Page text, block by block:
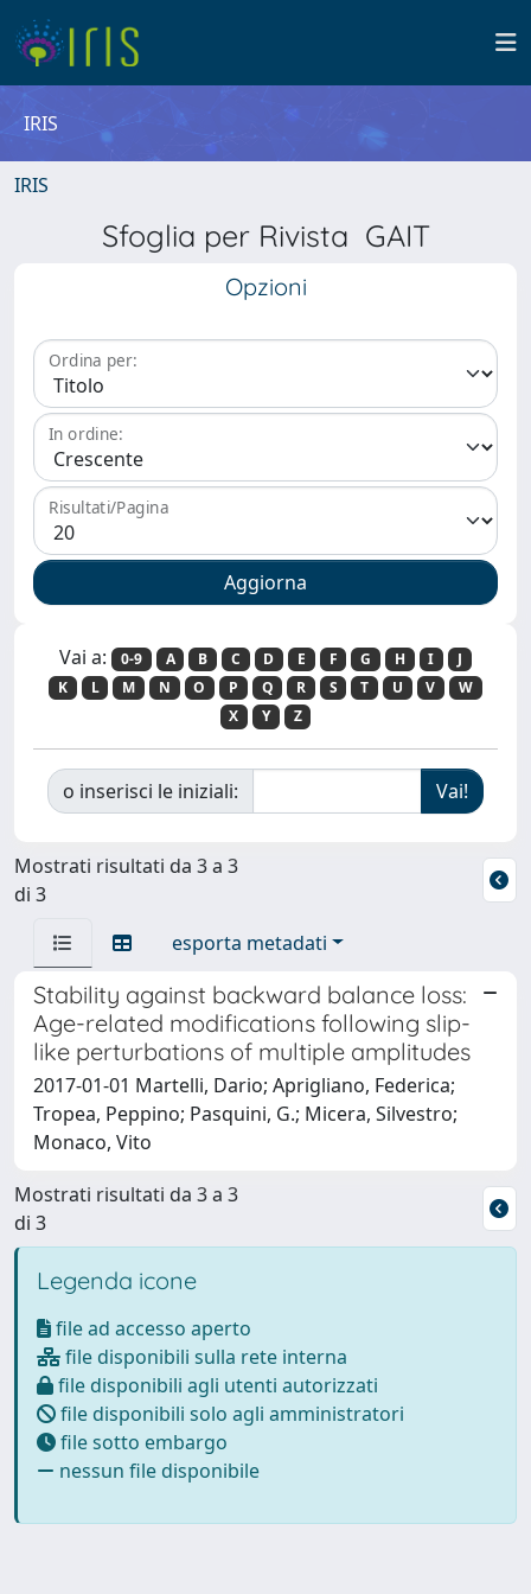
IRIS
IRIS
Sfoglia per Rivista GAIT
Opzioni
Ordina per:
In ordine:
Risultati/Pagina
Vai a: 0-9 A B C D E F G H I
J
K
L M N O P Q R S T U V
W
X
Y Z
o inserisci le iniziali:
Mostrati risultati da 3 a 3
di 3
esporta metadati
Stability against backward balance loss:
Age-related modifications following slip-
like perturbations of multiple amplitudes
2017-01-01 Martelli, Dario; Aprigliano, Federica;
Tropea, Peppino; Pasquini, G.; Micera, Silvestro;
Monaco, Vito
Mostrati risultati da 3 a 3
di 3
Legenda icone
file ad accesso aperto
file disponibili sulla rete interna
file disponibili agli utenti autorizzati
file disponibili solo agli amministratori
file sotto embargo
nessun file disponibile